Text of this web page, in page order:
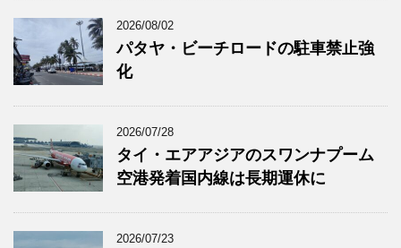
2026/08/02
パタヤ・ビーチロードの駐車禁止強
化
2026/07/28
タイ・エアアジアのスワンナプーム
空港発着国内線は長期運休に
2026/07/23